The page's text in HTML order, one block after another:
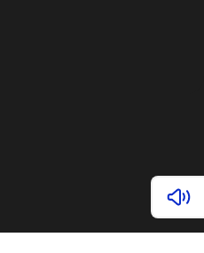
Lees
pagina (opent in nieuw